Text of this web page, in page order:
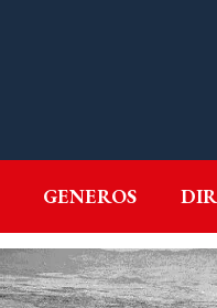
GENEROS